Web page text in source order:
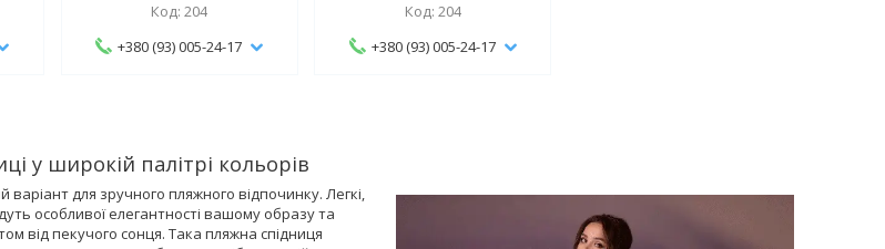
204
+380 (93) 005-24-17
204
+380 (93) 005-24-17
у широкій палітрі кольорів
варіант для зручного пляжного відпочинку. Легкі,
особливої елегантності вашому образу та
від пекучого сонця. Така пляжна спідниця